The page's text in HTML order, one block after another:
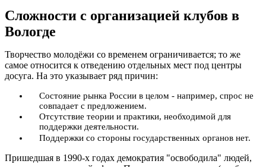
Сложности с организацией клубов в
Вологде
Творчество молодёжи со временем ограничивается; то же
самое относится к отведению отдельных мест под центры
досуга. На это указывает ряд причин:
Состояние рынка России в целом - например, спрос не
совпадает с предложением.
Отсутствие теории и практики, необходимой для
поддержки деятельности.
Поддержки со стороны государственных органов нет.
Пришедшая в 1990-х годах демократия "освободила" людей,